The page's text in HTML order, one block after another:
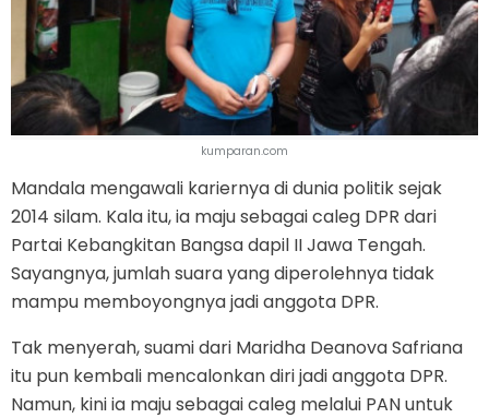
kumparan.com
Mandala mengawali kariernya di dunia politik sejak
2014 silam. Kala itu, ia maju sebagai caleg DPR dari
Partai Kebangkitan Bangsa dapil II Jawa Tengah.
Sayangnya, jumlah suara yang diperolehnya tidak
mampu memboyongnya jadi anggota DPR.
Tak menyerah, suami dari Maridha Deanova Safriana
itu pun kembali mencalonkan diri jadi anggota DPR.
Namun, kini ia maju sebagai caleg melalui PAN untuk